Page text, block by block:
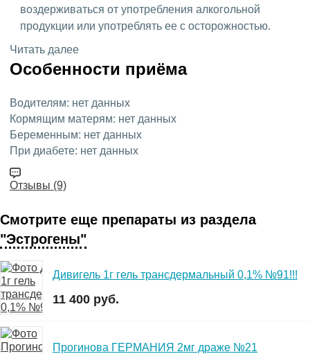
воздерживаться от употребления алкогольной
продукции или употреблять ее с осторожностью.
Читать далее
Особенности приёма
Водителям: нет данных
Кормящим матерям: нет данных
Беременным: нет данных
При диабете: нет данных
Отзывы (9)
Смотрите еще препараты из раздела
"Эстрогены"
Дивигель 1г гель трансдермальный 0,1% №91!!!
11 400 руб.
Прогинова ГЕРМАНИЯ 2мг драже №21